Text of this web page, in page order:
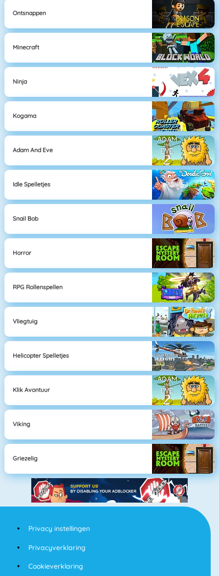
Ontsnappen
Minecraft
Ninja
Kogama
Adam And Eve
Idle Spelletjes
Snail Bob
Horror
RPG Rollenspellen
Vliegtuig
Helicopter Spelletjes
Klik Avontuur
Viking
Griezelig
Privacy instellingen
Privacyverklaring
Cookieverklaring